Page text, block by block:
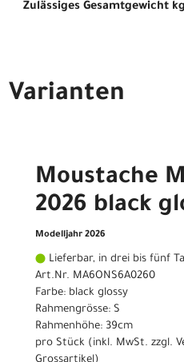
Zulässiges Gesamtgewicht kg
Varianten
Moustache
2026 black
Modelljahr 2026
Lieferbar, in drei bis fünf
Art.Nr. MA6ONS6A0260
Farbe: black glossy
Rahmengrösse: S
Rahmenhöhe: 39cm
pro Stück (inkl. MwSt. zzgl.